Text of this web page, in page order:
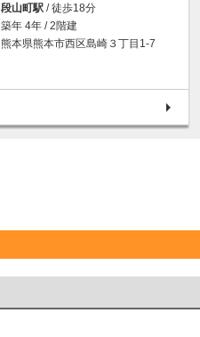
段山町駅 / 徒歩18分
築年 4年 / 2階建
熊本県熊本市西区島崎３丁目1-7